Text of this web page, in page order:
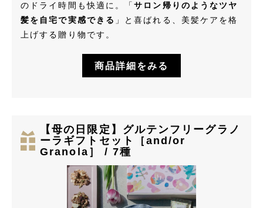
のドライ時間も快適に。「サロン帰りのようなツヤ
髪を自宅で実感できる 」と喜ばれる、美髪ケアを格
上げする贈り物です。
商品詳細をみる
【母の日限定】グルテンフリーグラノ
ーラギフトセット［and/or
Granola］ / 7種